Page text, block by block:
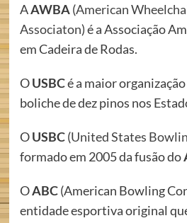
AAWBA(American
Associaton) é a Associação
em Cadeira de Rodas.
OUSBCé a maior
boliche de dez pinos nos
OUSBC(United States
formado em 2005 da fusão do
OABC(American Bowling
entidade esportiva original